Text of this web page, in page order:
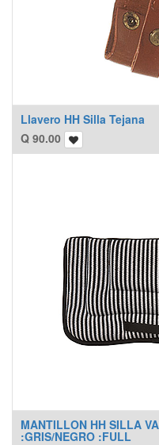
Llavero HH Silla Tejana
Q 90.00
MANTILLON HH SILLA
:GRIS/NEGRO :FULL